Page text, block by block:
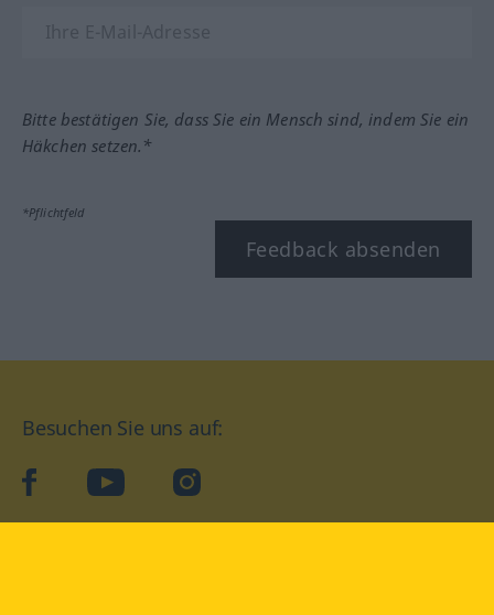
Bitte bestätigen Sie, dass Sie ein Mensch sind, indem Sie ein
Häkchen setzen.*
*Pflichtfeld
Feedback absenden
Besuchen Sie uns auf:
facebookYouTube Instagram